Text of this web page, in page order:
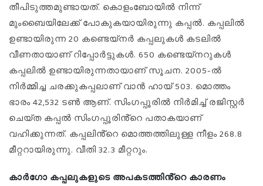
തീപിടുത്തമുണ്ടായത്. കൊളംബോയിൽ നിന്ന്
മുംബൈയിലേക്ക് പോകുകയായിരുന്നു കപ്പൽ. കപ്പലിൽ
ഉണ്ടായിരുന്ന 20 കണ്ടെയ്നർ കപ്പലുകൾ കടലിൽ
വീണതായാണ് റിപ്പോർട്ടുകൾ. 650 കണ്ടെയ്നറുകൾ
കപ്പലിൽ ഉണ്ടായിരുന്നതായാണ് സൂചന. 2005-ൽ
നിർമ്മിച്ച ചരക്കുകപ്പലാണ് വാൻ ഹായ് 503. മൊത്തം
ഭാരം 42,532 ടൺ ആണ്. സിംഗപ്പൂരിൽ നിർമിച്ച് രജിസ്റ്റർ
ചെയ്ത കപ്പൽ സിംഗപ്പൂരിൻ്റെ പതാകയാണ്
വഹിക്കുന്നത്. കപ്പലിൻ്റെ മൊത്തത്തിലുള്ള നീളം 268.8
മീറ്ററായിരുന്നു. വീതി 32.3 മീറ്ററും.
കാർഗോ കപ്പലുകളുടെ അപകടത്തിൻ്റെ കാരണം